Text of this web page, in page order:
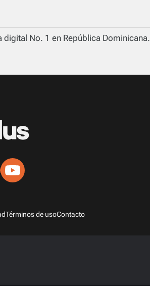
No. 1 en República Dominicana.
Términos de usoContacto